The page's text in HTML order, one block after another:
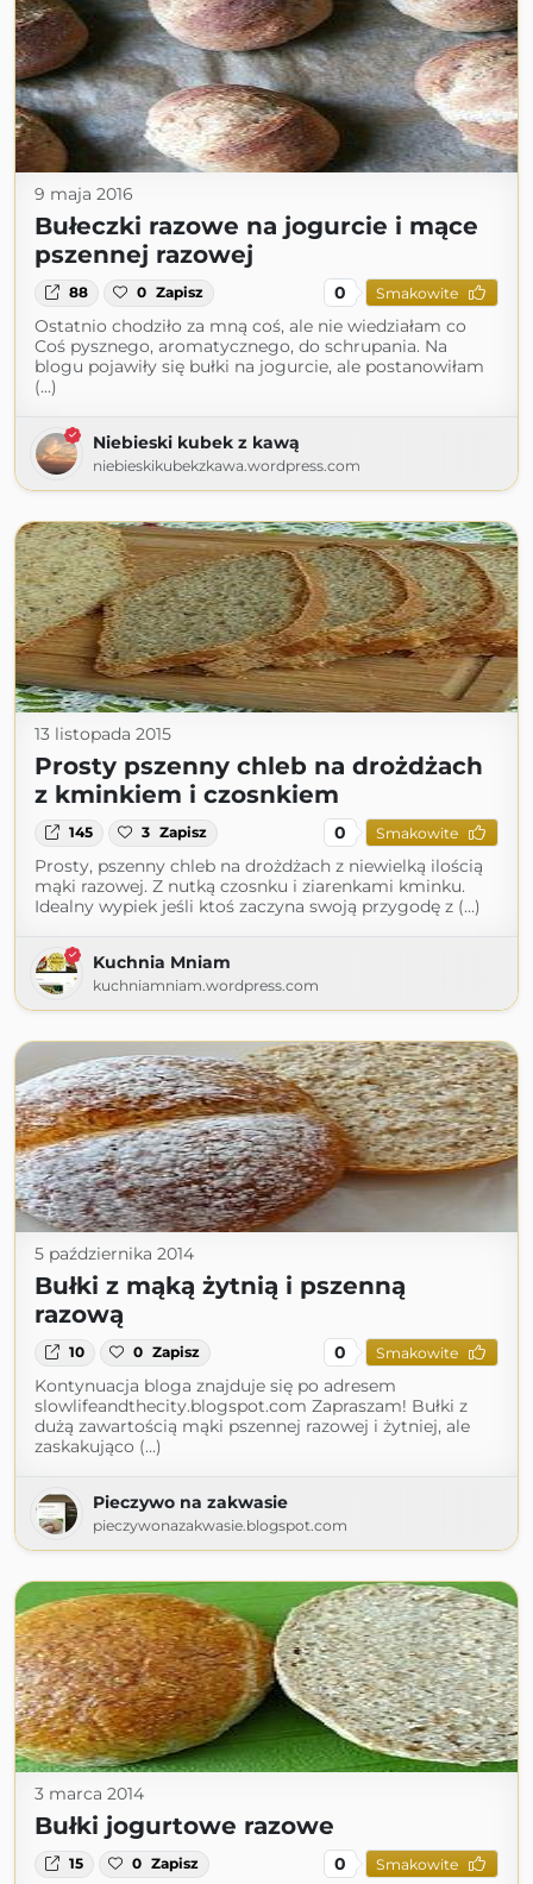
9 maja 2016
Bułeczki razowe na jogurcie i mące
pszennej razowej
88 0 Zapisz 0 Smakowite
Ostatnio chodziło za mną coś, ale nie wiedziałam co
Coś pysznego, aromatycznego, do schrupania. Na
blogu pojawiły się bułki na jogurcie, ale postanowiłam
(...)
Niebieski kubek z kawą
niebieskikubekzkawa.wordpress.com
13 listopada 2015
Prosty pszenny chleb na drożdżach
z kminkiem i czosnkiem
145 3 Zapisz 0 Smakowite
Prosty, pszenny chleb na drożdżach z niewielką ilością
mąki razowej. Z nutką czosnku i ziarenkami kminku.
Idealny wypiek jeśli ktoś zaczyna swoją przygodę z (...)
Kuchnia Mniam
kuchniamniam.wordpress.com
5 października 2014
Bułki z mąką żytnią i pszenną
razową
10 0 Zapisz 0 Smakowite
Kontynuacja bloga znajduje się po adresem
slowlifeandthecity.blogspot.com Zapraszam! Bułki z
dużą zawartością mąki pszennej razowej i żytniej, ale
zaskakująco (...)
Pieczywo na zakwasie
pieczywonazakwasie.blogspot.com
3 marca 2014
Bułki jogurtowe razowe
15 0 Zapisz 0 Smakowite